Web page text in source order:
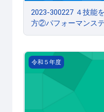
2023-300227 ４技能
方②パフォーマンス
2023-300226 ４技能
令和５年度